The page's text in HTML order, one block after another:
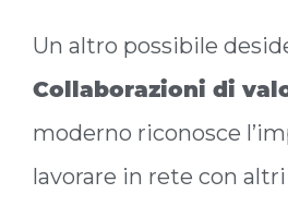
Un altro possibile
Collaborazioni di
moderno riconosce
lavorare in rete con